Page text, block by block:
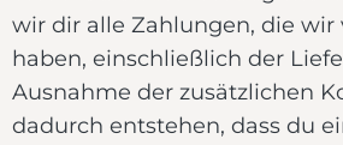
wir dir alle Zahlungen, die wir
haben, einschließlich der
Ausnahme der zusätzlichen
dadurch entstehen, dass du